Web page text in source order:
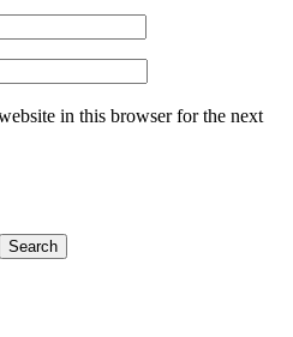
in this browser for the next
Search